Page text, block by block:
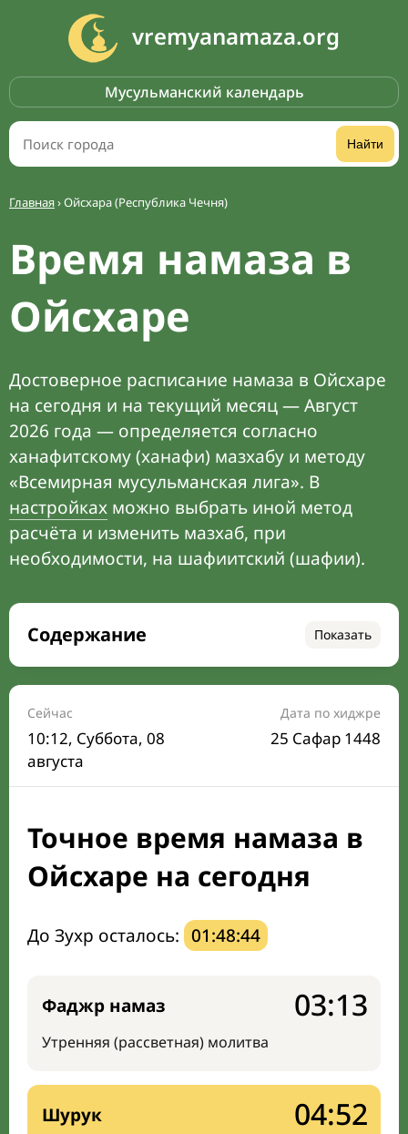
vremyanamaza.org
Мусульманский календарь
Найти
Главная›Ойсхара (Республика Чечня)
Время намаза в
Ойсхаре
Достоверное расписание намаза в Ойсхаре
на сегодня и на текущий месяц — Август
2026 года — определяется согласно
ханафитскому (ханафи) мазхабу и методу
«Всемирная мусульманская лига». В
настройках можно выбрать иной метод
расчёта и изменить мазхаб, при
необходимости, на шафиитский (шафии).
Содержание Показать
Время намаза на сегодня
Расписание на месяц
Время Сухура и Ифтара на сегодня
Календарь рамадана
Мечети и молельные комнаты
Направление киблы
Сейчас
10:12, Суббота, 08
августа
Дата по хиджре
25 Сафар 1448
Точное время намаза в
Ойсхаре на сегодня
До Зухр осталось: 01:48:43
Фаджр намаз
Утренняя (рассветная) молитва
03:13
Шурук 04:52